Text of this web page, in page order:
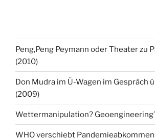
Peng,Peng Peymann oder Theater zu
(2010)
Don Mudra im Ü-Wagen im Gespräch
(2009)
Wettermanipulation?
WHO verschiebt